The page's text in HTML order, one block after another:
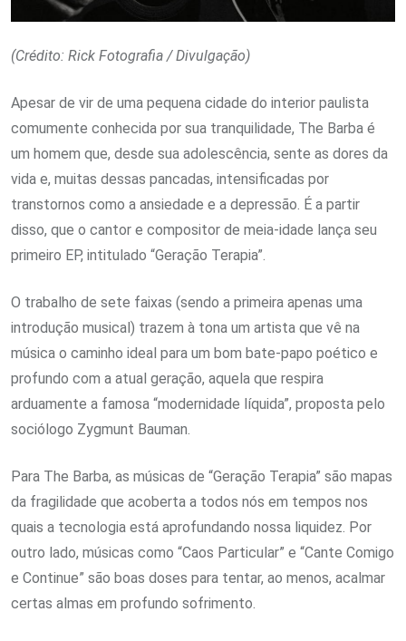
(Crédito: Rick Fotografia / Divulgação)
Apesar de vir de uma pequena cidade do interior paulista
comumente conhecida por sua tranquilidade, The Barba é
um homem que, desde sua adolescência, sente as dores da
vida e, muitas dessas pancadas, intensificadas por
transtornos como a ansiedade e a depressão. É a partir
disso, que o cantor e compositor de meia-idade lança seu
primeiro EP, intitulado “Geração Terapia”.
O trabalho de sete faixas (sendo a primeira apenas uma
introdução musical) trazem à tona um artista que vê na
música o caminho ideal para um bom bate-papo poético e
profundo com a atual geração, aquela que respira
arduamente a famosa “modernidade líquida”, proposta pelo
sociólogo Zygmunt Bauman.
Para The Barba, as músicas de “Geração Terapia” são mapas
da fragilidade que acoberta a todos nós em tempos nos
quais a tecnologia está aprofundando nossa liquidez. Por
outro lado, músicas como “Caos Particular” e “Cante Comigo
e Continue” são boas doses para tentar, ao menos, acalmar
certas almas em profundo sofrimento.